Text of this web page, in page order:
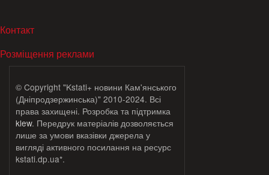
МЕНЮ В ПОДВАЛЕ
Контакт
Розміщення реклами
© Copyright "Kstati+ новини Кам'янського
(Дніпродзержинська)" 2010-2024. Всі
права захищені. Розробка та підтримка
klew. Передрук матеріалів дозволяється
лише за умови вказівки джерела у
вигляді активного посилання на ресурс
kstati.dp.ua*.